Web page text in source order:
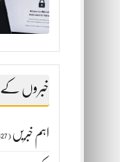
خبروں
اہم خبریں (627)